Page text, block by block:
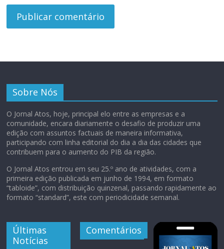
Sobre Nós
O Jornal Atos, hoje, principal elo entre as empresas e a
comunidade, encara diariamente o desafio de produzir uma
edição com assuntos factuais de maneira informativa,
participando com linha editorial do dia a dia das cidades que
contribuem para o aumento do PIB da região.
O Jornal Atos entrou em seu 25.º ano de atividades, com a
primeira edição publicada em junho de 1994, em formato
“tabloide”, com distribuição quinzenal, passando rapidamente ao
formato “standard”, este com periodicidade semanal.
Últimas
Notícias
Comentários